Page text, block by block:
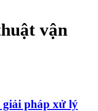
vận
giải pháp xử lý